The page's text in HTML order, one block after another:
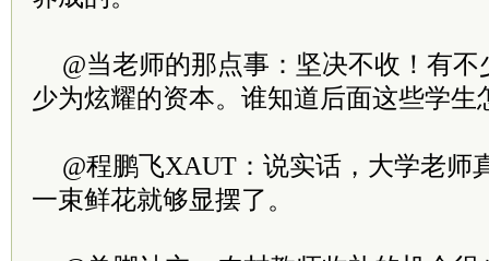
@当老师的那点事：坚决不收！有
少为炫耀的资本。谁知道后面这些学生
@程鹏飞XAUT：说实话，大学老师
一束鲜花就够显摆了。